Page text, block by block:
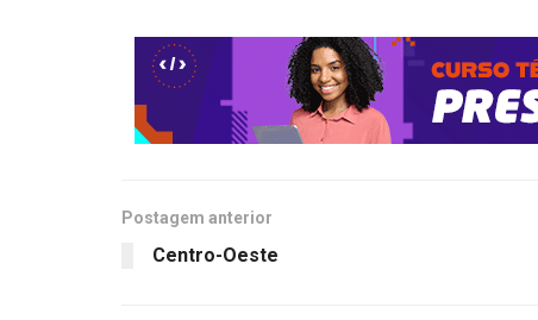
Postagem anterior
Centro-Oeste